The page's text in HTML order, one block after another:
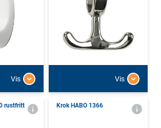
Vis Vis
rustfritt
Krok HABO 1366